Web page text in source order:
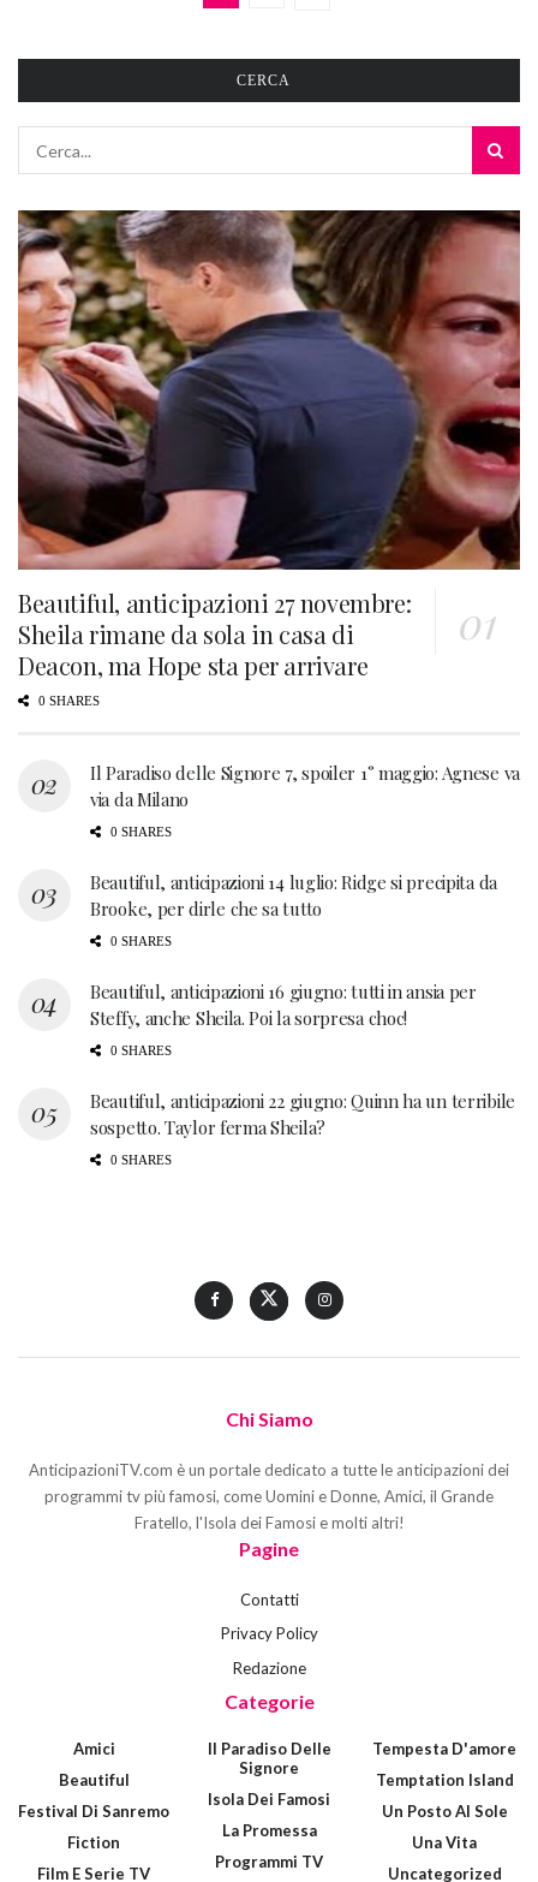
CERCA
Beautiful, anticipazioni 27 novembre:
Sheila rimane da sola in casa di
Deacon, ma Hope sta per arrivare
0 SHARES
Il Paradiso delle Signore 7, spoiler 1° maggio: Agnese va
via da Milano
0 SHARES
Beautiful, anticipazioni 14 luglio: Ridge si precipita da
Brooke, per dirle che sa tutto
0 SHARES
Beautiful, anticipazioni 16 giugno: tutti in ansia per
Steffy, anche Sheila. Poi la sorpresa choc!
0 SHARES
Beautiful, anticipazioni 22 giugno: Quinn ha un terribile
sospetto. Taylor ferma Sheila?
0 SHARES
Chi Siamo
AnticipazioniTV.com è un portale dedicato a tutte le anticipazioni dei
programmi tv più famosi, come Uomini e Donne, Amici, il Grande
Fratello, l'Isola dei Famosi e molti altri!
Pagine
Contatti
Privacy Policy
Redazione
Categorie
Amici
Beautiful
Festival Di Sanremo
Fiction
Film E Serie TV
Il Paradiso Delle
Signore
Isola Dei Famosi
La Promessa
Programmi TV
Tempesta D'amore
Temptation Island
Un Posto Al Sole
Una Vita
Uncategorized